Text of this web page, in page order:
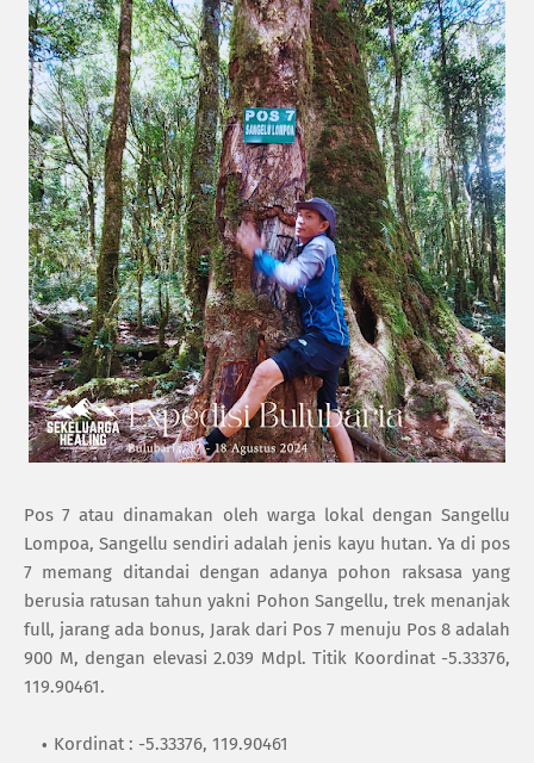
Pos 7 atau dinamakan oleh warga lokal dengan Sangellu
Lompoa, Sangellu sendiri adalah jenis kayu hutan. Ya di pos
7 memang ditandai dengan adanya pohon raksasa yang
berusia ratusan tahun yakni Pohon Sangellu, trek menanjak
full, jarang ada bonus, Jarak dari Pos 7 menuju Pos 8 adalah
900 M, dengan elevasi 2.039 Mdpl. Titik Koordinat -5.33376,
119.90461.
Kordinat : -5.33376, 119.90461